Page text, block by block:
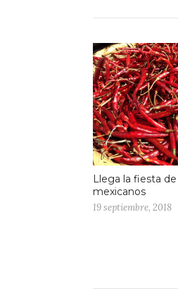
Llega la fiesta
mexicanos
19 septiembre, 2018